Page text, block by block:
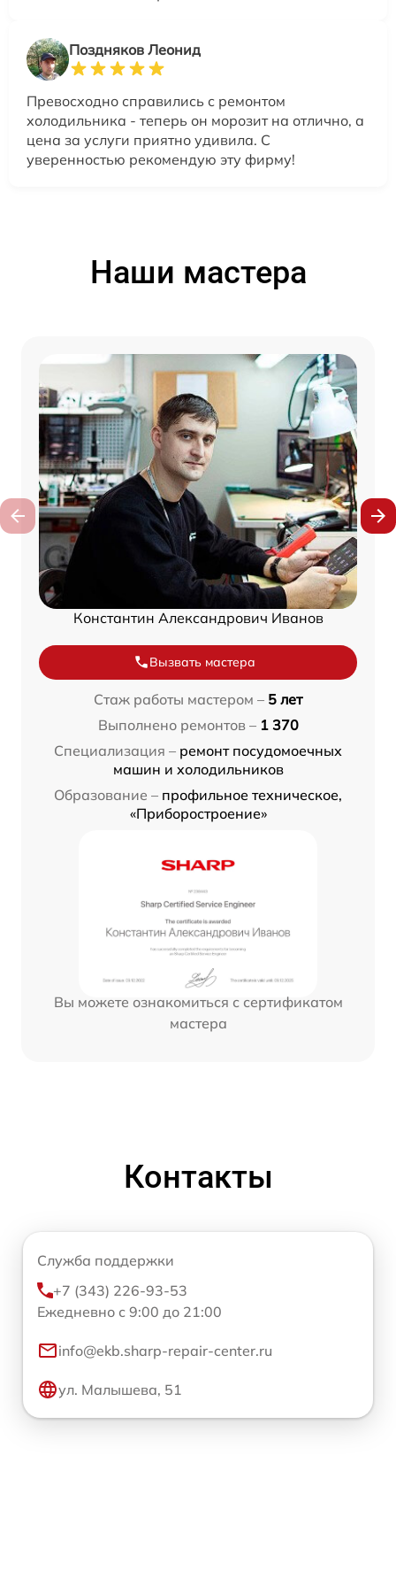
Поздняков Леонид
Превосходно справились с ремонтом
холодильника - теперь он морозит на отлично, а
цена за услуги приятно удивила. С
уверенностью рекомендую эту фирму!
Наши мастера
Константин Александрович Иванов
Вызвать мастера
Стаж работы мастером – 5 лет
Выполнено ремонтов – 1 370
Специализация – ремонт посудомоечных
машин и холодильников
Образование – профильное техническое,
«Приборостроение»
Вы можете ознакомиться с сертификатом
мастера
Контакты
Служба поддержки
+7 (343) 226-93-53
Ежедневно с 9:00 до 21:00
info@ekb.sharp-repair-center.ru
ул. Малышева, 51